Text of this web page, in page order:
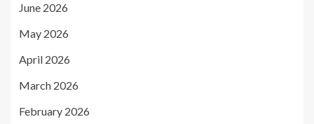
June 2026
May 2026
April 2026
March 2026
February 2026